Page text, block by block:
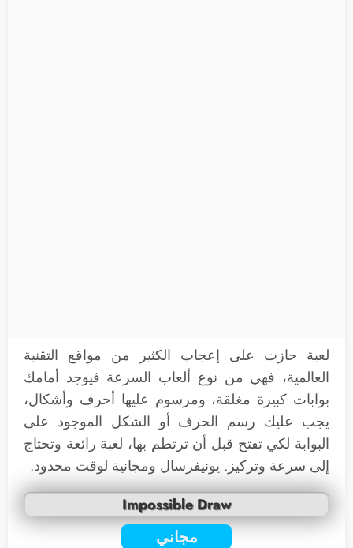
لعبة حازت على إعجاب الكثير من مواقع التقنية
العالمية، فهي من نوع ألعاب السرعة فيوجد أمامك
بوابات كبيرة مغلقة، ومرسوم عليها أحرف وأشكال،
يجب عليك رسم الحرف أو الشكل الموجود على
البوابة لكي تفتح قبل أن ترتطم بها، لعبة رائعة وتحتاج
إلى سرعة وتركيز. يونيفرسال ومجانية لوقت محدود.
Impossible Draw
مجاني